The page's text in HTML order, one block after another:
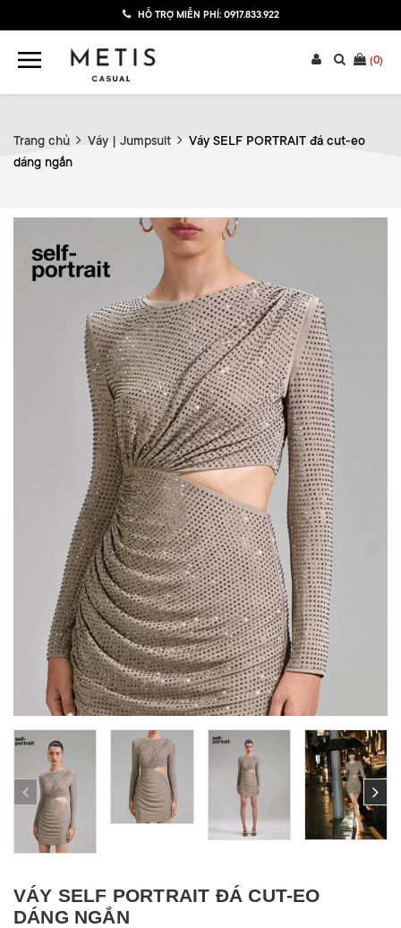
HỖ TRỢ MIỄN PHÍ: 0917.833.922
(0)
Trang chủ Váy | Jumpsuit
Váy SELF PORTRAIT đá cut-eo
dáng ngắn
VÁY SELF PORTRAIT ĐÁ CUT-EO
DÁNG NGẮN